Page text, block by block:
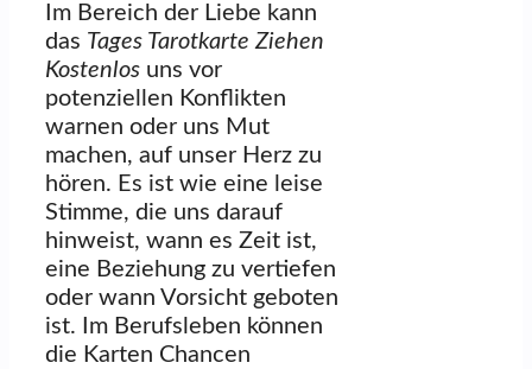
Im Bereich der Liebe kann
das Tages Tarotkarte Ziehen
Kostenlos uns vor
potenziellen Konflikten
warnen oder uns Mut
machen, auf unser Herz zu
hören. Es ist wie eine leise
Stimme, die uns darauf
hinweist, wann es Zeit ist,
eine Beziehung zu vertiefen
oder wann Vorsicht geboten
ist. Im Berufsleben können
die Karten Chancen